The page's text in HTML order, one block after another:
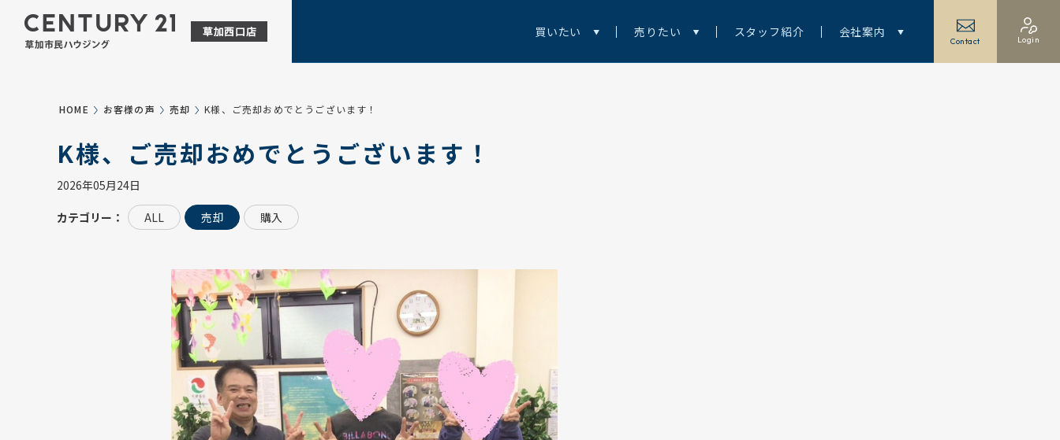
買いたい 売りたい スタッフ紹介 会社案内
Contact Login
HOME お客様の声 売却 K様、ご売却おめでとうございます！
K様、ご売却おめでとうございます！
2026年05月24日
カテゴリー： ALL 売却 購入